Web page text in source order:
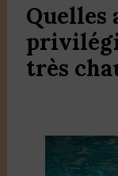
Quelles
très